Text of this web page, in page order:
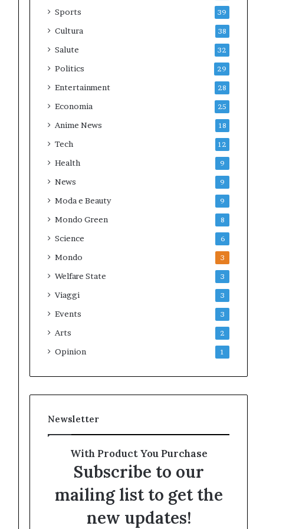
Sports 39
Cultura 38
Salute 32
Politics 29
Entertainment 28
Economia 25
Anime News 18
Tech 12
Health 9
News 9
Moda e Beauty 9
Mondo Green 8
Science 6
Mondo 3
Welfare State 3
Viaggi 3
Events 3
Arts 2
Opinion 1
Newsletter
With Product You Purchase
Subscribe to our
mailing list to get the
new updates!